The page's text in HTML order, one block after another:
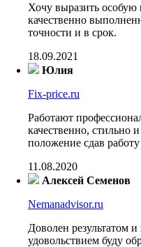
Хочу выразить особую
качественно
точности и в срок.
18.09.2021
Юлия
Fix-price.ru
Работают
качественно, стильно
положение сдав
11.08.2020
Алексей Семенов
Nemanadvisor.ru
Доволен результатом
удовольствием буду